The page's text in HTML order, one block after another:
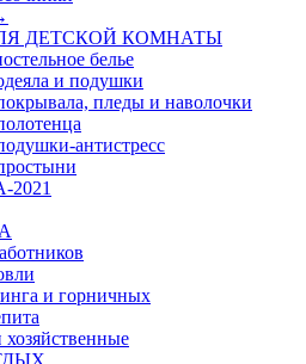
ДЕТСКОЙ КОМНАТЫ
белье
и подушки
пледы и наволочки
антистресс
и горничных